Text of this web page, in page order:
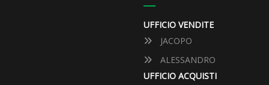
UFFICIO VENDITE
JACOPO
ALESSANDRO
UFFICIO ACQUISTI